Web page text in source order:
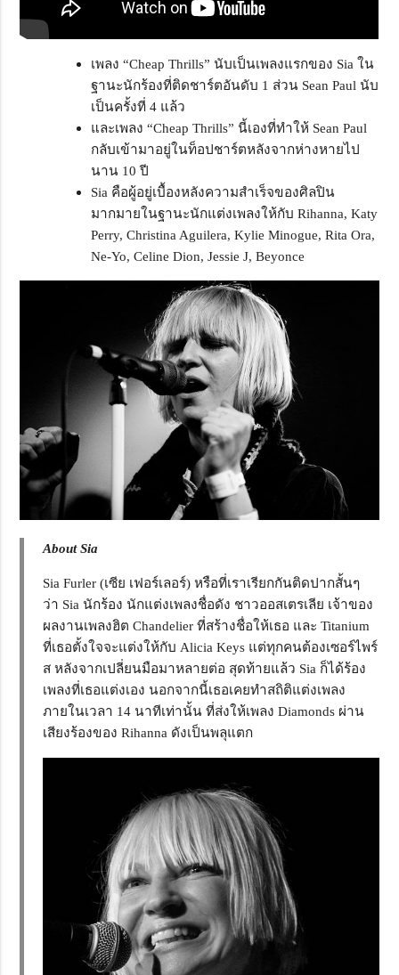
เพลง “Cheap Thrills” นับเป็นเพลงแรกของ Sia ใน
ฐานะนักร้องที่ติดชาร์ตอันดับ 1 ส่วน Sean Paul นับ
เป็นครั้งที่ 4 แล้ว
และเพลง “Cheap Thrills” นี้เองที่ทำให้ Sean Paul
กลับเข้ามาอยู่ในท็อปชาร์ตหลังจากห่างหายไป
นาน 10 ปี
Sia คือผู้อยู่เบื้องหลังความสำเร็จของศิลปิน
มากมายในฐานะนักแต่งเพลงให้กับ Rihanna, Katy
Perry, Christina Aguilera, Kylie Minogue, Rita Ora,
Ne-Yo, Celine Dion, Jessie J, Beyonce
About Sia
Sia Furler (เซีย เฟอร์เลอร์) หรือที่เราเรียกกันติดปากสั้นๆ
ว่า Sia นักร้อง นักแต่งเพลงชื่อดัง ชาวออสเตรเลีย เจ้าของ
ผลงานเพลงฮิต Chandelier ที่สร้างชื่อให้เธอ และ Titanium
ที่เธอตั้งใจจะแต่งให้กับ Alicia Keys แต่ทุกคนต้องเซอร์ไพร์
ส หลังจากเปลี่ยนมือมาหลายต่อ สุดท้ายแล้ว Sia ก็ได้ร้อง
เพลงที่เธอแต่งเอง นอกจากนี้เธอเคยทำสถิติแต่งเพลง
ภายในเวลา 14 นาทีเท่านั้น ที่ส่งให้เพลง Diamonds ผ่าน
เสียงร้องของ Rihanna ดังเป็นพลุแตก